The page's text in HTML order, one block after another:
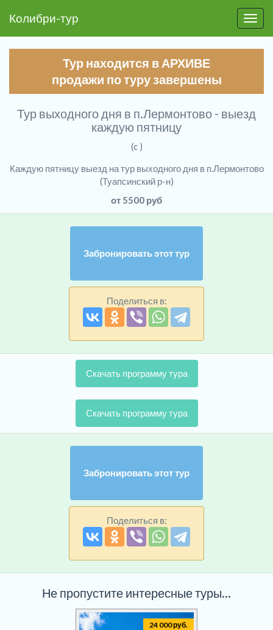
Колибри-тур
Тур находится в АРХИВЕ
продажи по туру завершены
Тур выходного дня в п.Лермонтово - выезд
каждую пятницу
(c )
Каждую пятницу выезд на тур выходного дня в п.Лермонтово
(Туапсинский р-н)
от 5500 руб
Забронировать этот тур
Поделиться в:
Скачать программу тура
Скачать программу тура
Забронировать этот тур
Поделиться в:
Не пропустите интересные туры...
24 000 руб.